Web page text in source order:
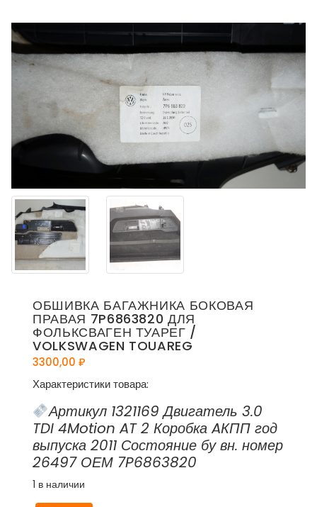
ОБШИВКА БАГАЖНИКА БОКОВАЯ
ПРАВАЯ 7P6863820 ДЛЯ
ФОЛЬКСВАГЕН ТУАРЕГ /
VOLKSWAGEN TOUAREG
3300,00 ₽
Характеристики товара:
Артикул 1321169 Двигатель 3.0
TDI 4Motion AT 2 Коробка AКПП год
выпуска 2011 Состояние бу вн. номер
26497 ОЕМ 7P6863820
1 в наличии